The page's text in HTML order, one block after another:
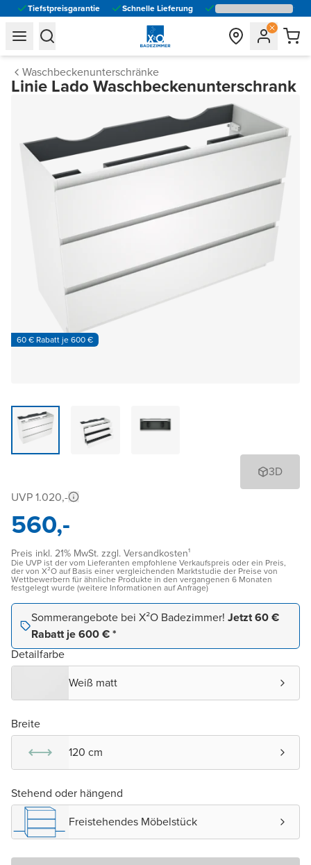
Tiefstpreisgarantie Schnelle Lieferung
general.navigation.toggle_menu.label
general.navigation.toggle_menu.label
Waschbeckenunterschränke
Linie Lado Waschbeckenunterschrank
60 € Rabatt je 600 €
3D
UVP 1.020,-
560,-
Preis inkl. 21% MwSt. zzgl. Versandkosten¹
Die UVP ist der vom Lieferanten empfohlene Verkaufspreis oder ein Preis,
der von X²O auf Basis einer vergleichenden Marktstudie der Preise von
Wettbewerbern für ähnliche Produkte in den vergangenen 6 Monaten
festgelegt wurde (weitere Informationen auf Anfrage)
Sommerangebote bei X²O Badezimmer! Jetzt 60 €
Rabatt je 600 € *
Detailfarbe
Weiß matt
Breite
120 cm
Stehend oder hängend
Freistehendes Möbelstück